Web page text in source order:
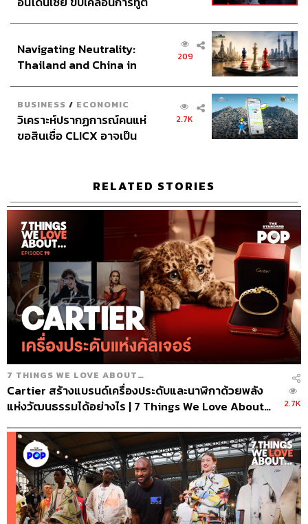
ABOUT THE HOST
เริ่มต้น เขมะเพ็ชร
กองบรรณาธิการคัลเจอร์ สำนักข่าว THE
STANDARD
อินโดนีเซีย
Navigating Neutrality:
Thailand and China in
209
BUSINESS / ECONOMIC
วิเคราะห์ปรากฏการณ์คนแห่
ขอสินเชื่อ CLICX อาจเป็น
2.7K
RELATED STORIES
7 THINGS WE LOVE ABOUT…
Cartier สร้างแบรนด์เครื่องประดับและนาฬิกาด้วยพลัง
แห่งวัฒนธรรมได้อย่างไร | 7 Things We Love About…
2.7K